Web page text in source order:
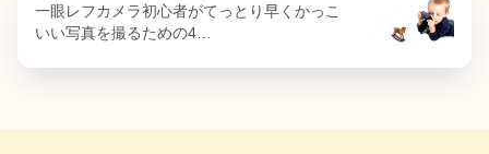
一眼レフカメラ初心者がてっとり早くかっこ
いい写真を撮るための4…